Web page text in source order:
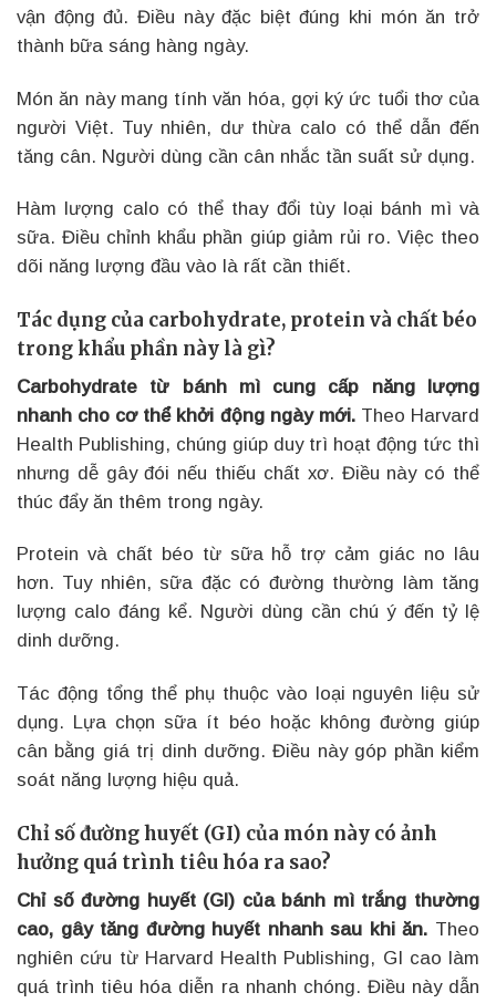
vận động đủ. Điều này đặc biệt đúng khi món ăn trở
thành bữa sáng hàng ngày.
Món ăn này mang tính văn hóa, gợi ký ức tuổi thơ của
người Việt. Tuy nhiên, dư thừa calo có thể dẫn đến
tăng cân. Người dùng cần cân nhắc tần suất sử dụng.
Hàm lượng calo có thể thay đổi tùy loại bánh mì và
sữa. Điều chỉnh khẩu phần giúp giảm rủi ro. Việc theo
dõi năng lượng đầu vào là rất cần thiết.
Tác dụng của carbohydrate, protein và chất béo
trong khẩu phần này là gì?
Carbohydrate từ bánh mì cung cấp năng lượng
nhanh cho cơ thể khởi động ngày mới.Theo Harvard
Health Publishing, chúng giúp duy trì hoạt động tức thì
nhưng dễ gây đói nếu thiếu chất xơ. Điều này có thể
thúc đẩy ăn thêm trong ngày.
Protein và chất béo từ sữa hỗ trợ cảm giác no lâu
hơn. Tuy nhiên, sữa đặc có đường thường làm tăng
lượng calo đáng kể. Người dùng cần chú ý đến tỷ lệ
dinh dưỡng.
Tác động tổng thể phụ thuộc vào loại nguyên liệu sử
dụng. Lựa chọn sữa ít béo hoặc không đường giúp
cân bằng giá trị dinh dưỡng. Điều này góp phần kiểm
soát năng lượng hiệu quả.
Chỉ số đường huyết (GI) của món này có ảnh
hưởng quá trình tiêu hóa ra sao?
Chỉ số đường huyết (GI) của bánh mì trắng thường
cao, gây tăng đường huyết nhanh sau khi ăn. Theo
nghiên cứu từ Harvard Health Publishing, GI cao làm
quá trình tiêu hóa diễn ra nhanh chóng. Điều này dẫn